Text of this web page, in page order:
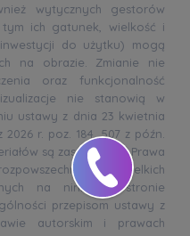
wytycznych gestorów
ich gatunek, wielkość i
do użytku) mogą
na obrazie. Zmianie nie
oraz funkcjonalność
nie stanowią w
ustawy z dnia 23 kwietnia
r. poz. 184, 507 z późn.
są zastrzeżone. Prawa
wszelkich
na niniejszej stronie
przepisom ustawy z
autorskim i prawach